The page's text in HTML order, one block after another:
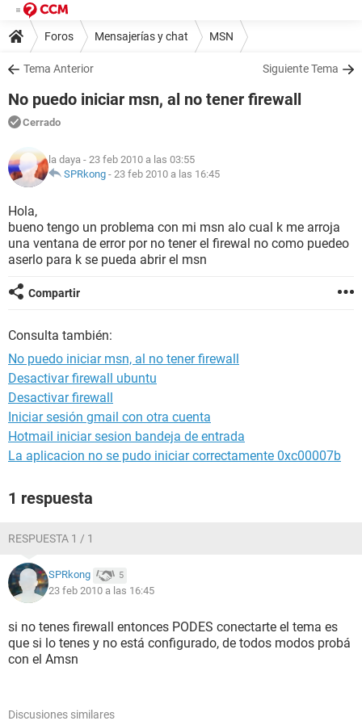
Foros Mensajerías y chat MSN
Tema Anterior Siguiente Tema
No puedo iniciar msn, al no tener firewall
Cerrado
la daya - 23 feb 2010 a las 03:55
SPRkong - 23 feb 2010 a las 16:45
Hola,
bueno tengo un problema con mi msn alo cual k me arroja
una ventana de error por no tener el firewal no como puedeo
aserlo para k se pueda abrir el msn
Compartir
Consulta también:
No puedo iniciar msn, al no tener firewall
Desactivar firewall ubuntu
Desactivar firewall
Iniciar sesión gmail con otra cuenta
Hotmail iniciar sesion bandeja de entrada
La aplicacion no se pudo iniciar correctamente 0xc00007b
1 respuesta
RESPUESTA 1 / 1
SPRkong 5
23 feb 2010 a las 16:45
si no tenes firewall entonces PODES conectarte el tema es
que si lo tenes y no está configurado, de todos modos probá
con el Amsn
Discusiones similares